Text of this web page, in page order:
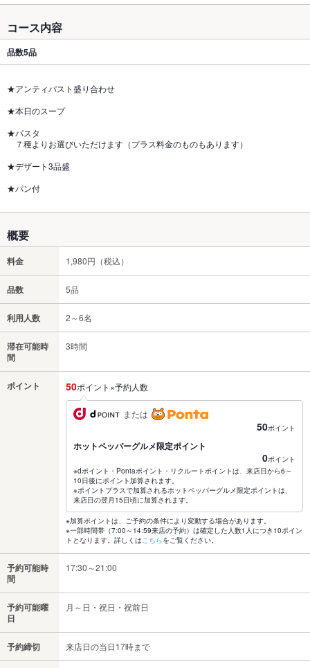
コース内容
品数5品
★アンティパスト盛り合わせ
★本日のスープ
★パスタ
７種よりお選びいただけます（プラス料金のものもあります）
★デザート3品盛
★パン付
概要
料金 1,980円（税込）
品数 5品
利用人数 2～6名
滞在可能時
間
3時間
ポイント 50ポイント×予約人数
または
50ポイント
ホットペッパーグルメ限定ポイント
0ポイント
※dポイント・Pontaポイント・リクルートポイントは、来店日から6～
10日後にポイント加算されます。
※ポイントプラスで加算されるホットペッパーグルメ限定ポイントは、
来店日の翌月15日頃に加算されます。
※加算ポイントは、ご予約の条件により変動する場合があります。
※一部時間帯（7:00～14:59来店の予約）は確定した人数1人につき10ポイン
トとなります。詳しくはこちらをご覧ください。
予約可能時
間
17:30～21:00
予約可能曜
日
月～日・祝日・祝前日
予約締切 来店日の当日17時まで